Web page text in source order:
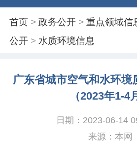
首页 >政务公开 >重点领域信
公开 > 水质环境信息
广东省城市空气和水环境
（2023年1-4
日期：2023-06-14
来源：本网